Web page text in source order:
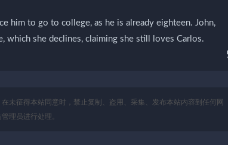
him to go to college, as he is already eighteen. John,
which she declines, claiming she still loves Carlos.
未征得本站同意时，禁止复制、盗用、采集、发布本站内容到任何网
理员进行处理。